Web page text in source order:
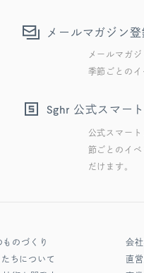
メールマガジン登
メールマガ
季節ごとのイ
Sghr 公式スマー
公式スマー
節ごとのイ
だけます。
ものづくり
ちについて
会
直